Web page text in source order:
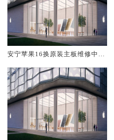
安宁苹果16换原装主板维修中心